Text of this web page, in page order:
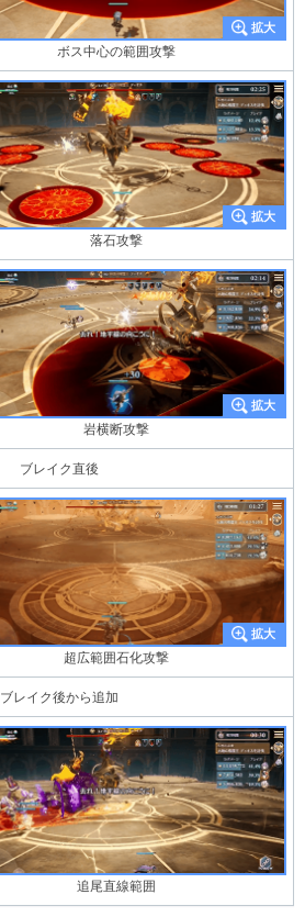
ボス中心の範囲攻撃
落石攻撃
岩横断攻撃
ブレイク直後
超広範囲石化攻撃
ブレイク後から追加
追尾直線範囲